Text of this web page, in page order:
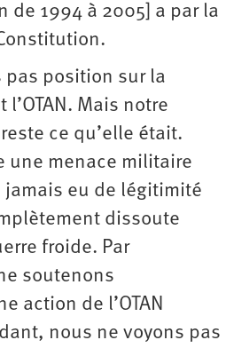
de 1994 à 2005] a par la
pas position sur la
Mais notre
ce qu’elle était.
une menace militaire
jamais eu de légitimité
dissoute
froide. Par
soutenons
action de l’OTAN
nous ne voyons pas